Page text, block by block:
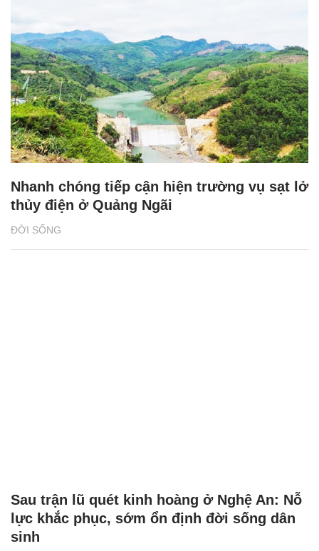
ĐỜI SỐNG
Nhanh chóng tiếp cận hiện trường vụ sạt lở
thủy điện ở Quảng Ngãi
Sau trận lũ quét kinh hoàng ở Nghệ An: Nỗ
lực khắc phục, sớm ổn định đời sống dân
sinh